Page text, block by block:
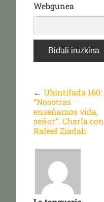
Webgunea
← Uhintifada 160:
“Nosotras
enseñamos vida,
señor”. Charla con
Rafeef Ziadah